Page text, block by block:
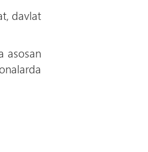
davlat
asosan